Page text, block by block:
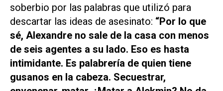
soberbio por las palabras que utilizó para
descartar las ideas de asesinato: “Por lo que
sé, Alexandre no sale de la casa con menos
de seis agentes a su lado. Eso es hasta
intimidante. Es palabrería de quien tiene
gusanos en la cabeza. Secuestrar,